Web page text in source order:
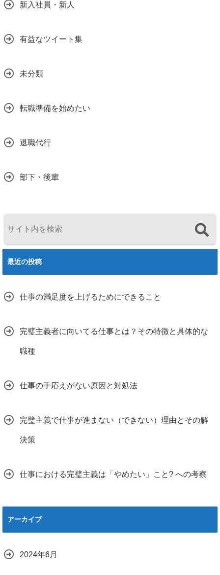
新入社員・新人
有益なツイート集
未分類
転職準備を始めたい
退職代行
部下・後輩
最近の投稿
仕事の満足度を上げるためにできること
完璧主義者に向いてる仕事とは？その特徴と具体的な
職種
仕事の手応えがない原因と対処法
完璧主義で仕事が進まない（できない）理由とその解
決策
仕事における完璧主義は「やめたい」こと? への考察
アーカイブ
2024年6月